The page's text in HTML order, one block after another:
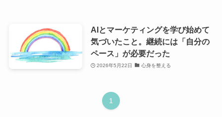
AIとマーケティングを学び始めて
気づいたこと。継続には「自分の
ペース」が必要だった
2026年5月22日 心身を整える
1